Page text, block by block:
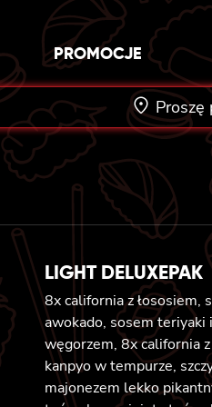
PROMOCJE
Proszę
LIGHT DELUXEPAK
8x california z łososiem,
awokado, sosem
węgorzem, 8x california
kanpyo w tempurze,
majonezem lekko